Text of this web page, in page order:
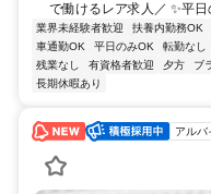
で働けるレア求人／ ✨平
業界未経験者歓迎 扶養内勤務OK
車通勤OK
平日のみOK 転勤なし
残業なし
有資格者歓迎 夕方 ブ
長期休暇あり
アルバ